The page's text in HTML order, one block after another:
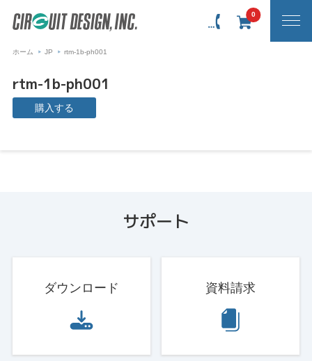
0
ホーム JP rtm-1b-ph001
rtm-1b-ph001
購入する
サポート
ダウンロード 資料請求